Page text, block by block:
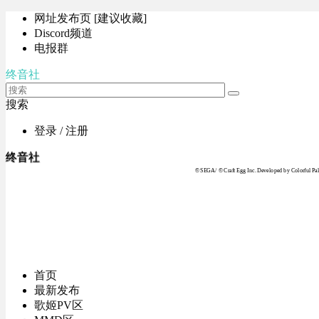
网址发布页 [建议收藏]
Discord频道
电报群
终音社
搜索
登录 / 注册
终音社
© SEGA / © Craft Egg Inc. Developed by Colorful
首页
最新发布
歌姬PV区